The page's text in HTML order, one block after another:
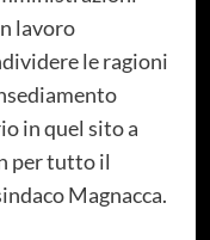
lavoro
le ragioni
in quel sito a
per tutto il
Magnacca.